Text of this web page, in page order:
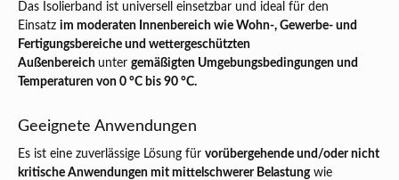
Das Isolierband ist universell einsetzbar und ideal für den
Einsatz im moderaten Innenbereich wie Wohn-, Gewerbe- und
Fertigungsbereiche und wettergeschützten
Außenbereich unter gemäßigten Umgebungsbedingungen und
Temperaturen von 0 °C bis 90 °C.
Geeignete Anwendungen
Es ist eine zuverlässige Lösung für vorübergehende und/oder nicht
kritische Anwendungen mit mittelschwerer Belastungwie